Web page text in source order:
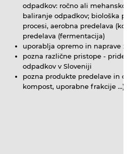
odpadkov: ročno ali
baliranje odpadkov; biološka
procesi, aerobna predelava
predelava (fermentacija)
uporablja opremo in naprave
pozna različne pristope -
odpadkov v Sloveniji
pozna produkte predelave in
kompost, uporabne frakcije …)